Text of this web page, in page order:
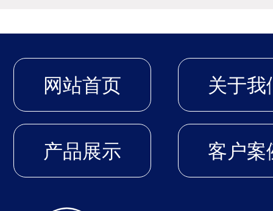
08
2026-04
近日
过中
的节
网站首页 关于我
产品展示 客户案